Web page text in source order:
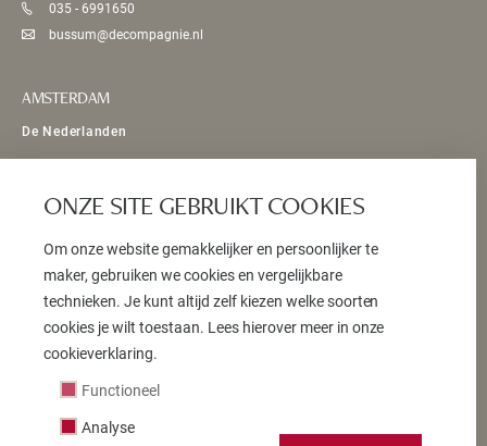
ONZE SITE GEBRUIKT COOKIES
Om onze website gemakkelijker en persoonlijker te
maker, gebruiken we cookies en vergelijkbare
technieken. Je kunt altijd zelf kiezen welke soorten
cookies je wilt toestaan. Lees hierover meer in onze
cookieverklaring.
Functioneel
Analyse
035 - 6991650
bussum@decompagnie.nl
AMSTERDAM
De Nederlanden
info@denederlanden.eu
© 2026 DE COMPAGNIE
ALGEMENE VOORWAARDEN
PRIVACY STATEMENT